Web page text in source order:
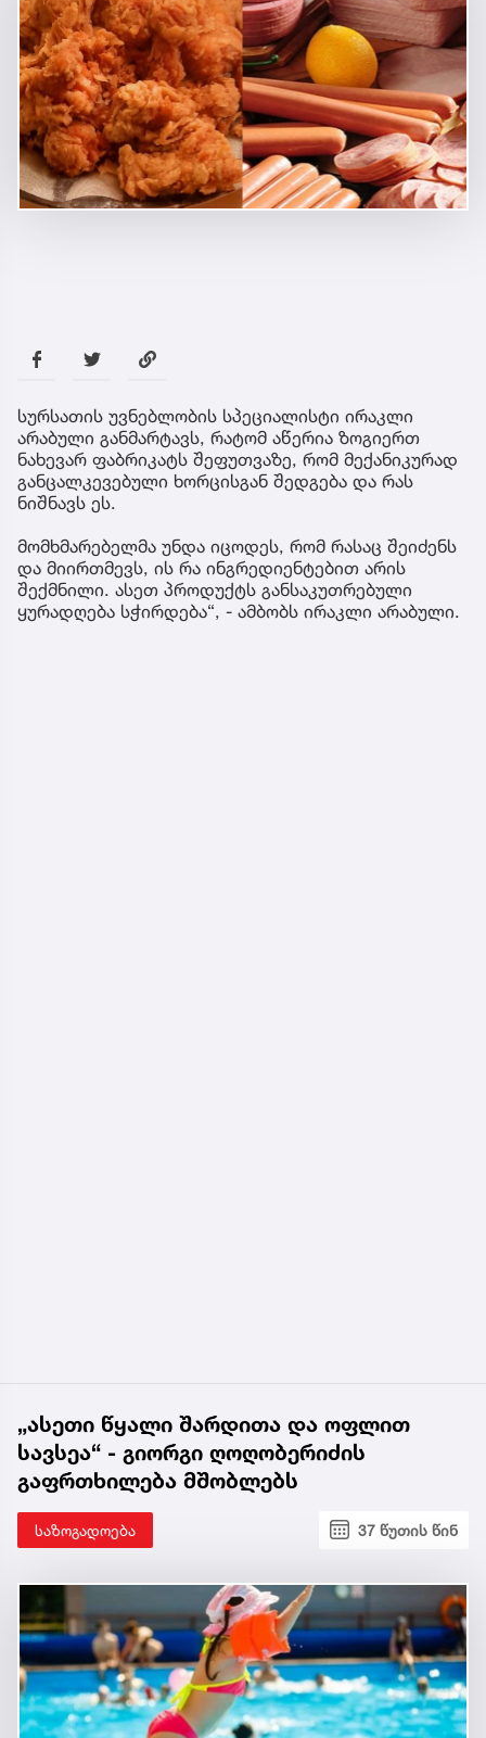
სურსათის უვნებლობის სპეციალისტი ირაკლი
არაბული განმარტავს, რატომ აწერია ზოგიერთ
ნახევარ ფაბრიკატს შეფუთვაზე, რომ მექანიკურად
განცალკევებული ხორცისგან შედგება და რას
ნიშნავს ეს.
მომხმარებელმა უნდა იცოდეს, რომ რასაც შეიძენს
და მიირთმევს, ის რა ინგრედიენტებით არის
შექმნილი. ასეთ პროდუქტს განსაკუთრებული
ყურადღება სჭირდება“, - ამბობს ირაკლი არაბული.
„ასეთი წყალი შარდითა და ოფლით
სავსეა“ - გიორგი ღოღობერიძის
გაფრთხილება მშობლებს
საზოგადოება 37 წუთის წინ